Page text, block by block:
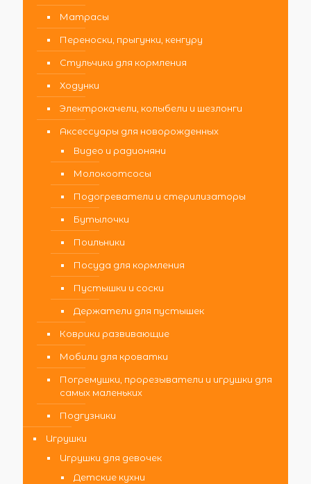
Матрасы
Переноски, прыгунки, кенгуру
Стульчики для кормления
Ходунки
Электрокачели, колыбели и шезлонги
Аксессуары для новорожденных
Видео и радионяни
Молокоотсосы
Подогреватели и стерилизаторы
Бутылочки
Поильники
Посуда для кормления
Пустышки и соски
Держатели для пустышек
Коврики развивающие
Мобили для кроватки
Погремушки, прорезыватели и игрушки для
самых маленьких
Подгузники
Игрушки
Игрушки для девочек
Детские кухни